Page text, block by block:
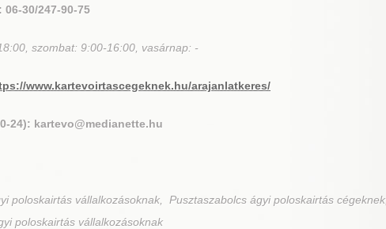
06-30/247-90-75
szombat: 9:00-16:00, vasárnap: -
www.kartevoirtascegeknek.hu/arajanlatkeres/
24): kartevo@medianette.hu
poloskairtás vállalkozásoknak, Pusztaszabolcs ágyi poloskairtás cégeknek,
poloskairtás vállalkozásoknak